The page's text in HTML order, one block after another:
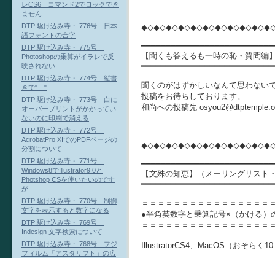
【聞くも答えるも一時の恥・質問
聞くのがはずかしいなんて思わない
投稿をお待ちしております。
和尚への投稿先
【文殊の知恵】（メーリングリスト
＝＝＝＝＝＝＝＝＝＝＝＝＝＝＝＝
●半角英数字と乗算記号×（かける）
＝＝＝＝＝＝＝＝＝＝＝＝＝＝＝＝
IllustratorCS4、MacOS（おそらく
レCS6 コマンド2でロックでき
ません
DTP 駆け込み寺・ 776号 日本
語フォントの合字
DTP 駆け込み寺・ 775号
Photoshopの乗算がイラレで反
映されない
DTP 駆け込み寺・ 774号 縦書
きで" "
DTP 駆け込み寺・ 773号 白に
オーバープリントがかかってい
ないのに印刷で消える
DTP 駆け込み寺・ 772号
AcrobatPro XIでのPDFページの
分割について
DTP 駆け込み寺・ 771号
Windows8でIllustrator9.0と
Photshop CSを使いたいのです
が
DTP 駆け込み寺・ 770号 制御
文字を表示すると数字になる
DTP 駆け込み寺・ 769号
Indesign 文字検索について
DTP 駆け込み寺・ 768号 フジ
フィルム「アスタリフト」の広